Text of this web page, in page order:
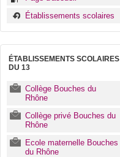
Établissements scolaires
ÉTABLISSEMENTS SCOLAIRES
DU 13
Collège Bouches du
Rhône
Collège privé Bouches du
Rhône
Ecole maternelle Bouches
du Rhône